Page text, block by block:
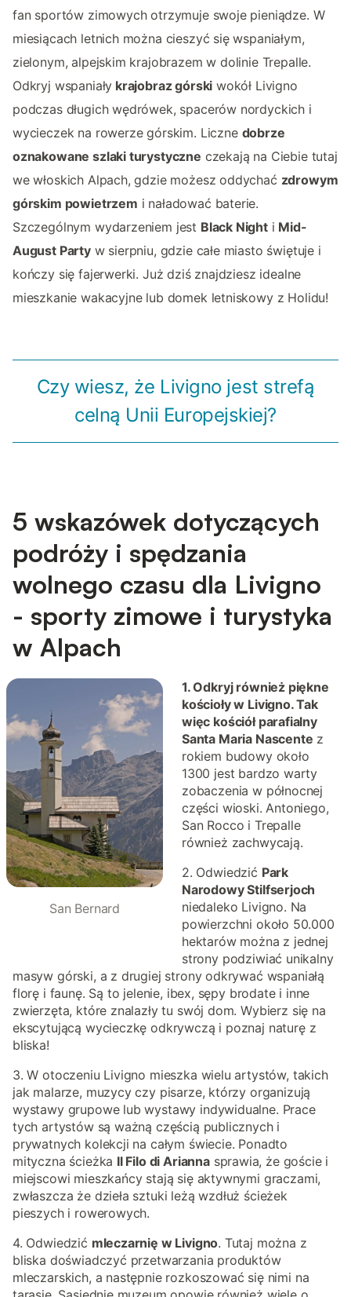
fan sportów zimowych otrzymuje swoje pieniądze. W
miesiącach letnich można cieszyć się wspaniałym,
zielonym, alpejskim krajobrazem w dolinie Trepalle.
Odkryj wspaniały krajobraz górski wokół Livigno
podczas długich wędrówek, spacerów nordyckich i
wycieczek na rowerze górskim. Liczne dobrze
oznakowane szlaki turystyczne czekają na Ciebie tutaj
we włoskich Alpach, gdzie możesz oddychać zdrowym
górskim powietrzem i naładować baterie.
Szczególnym wydarzeniem jest Black Nighti Mid-
August Partyw sierpniu, gdzie całe miasto świętuje i
kończy się fajerwerki. Już dziś znajdziesz idealne
mieszkanie wakacyjne lub domek letniskowy z Holidu!
Czy wiesz, że Livigno jest strefą
celną Unii Europejskiej?
5 wskazówek dotyczących
podróży i spędzania
wolnego czasu dla Livigno
- sporty zimowe i turystyka
w Alpach
San Bernard
1. Odkryj również piękne
kościoły w Livigno. Tak
więc kościół parafialny
Santa Maria Nascente z
rokiem budowy około
1300 jest bardzo warty
zobaczenia w północnej
części wioski. Antoniego,
San Rocco i Trepalle
również zachwycają.
2. Odwiedzić Park
Narodowy Stilfserjoch
niedaleko Livigno. Na
powierzchni około 50.000
hektarów można z jednej
strony podziwiać unikalny
masyw górski, a z drugiej strony odkrywać wspaniałą
florę i faunę. Są to jelenie, ibex, sępy brodate i inne
zwierzęta, które znalazły tu swój dom. Wybierz się na
ekscytującą wycieczkę odkrywczą i poznaj naturę z
bliska!
3. W otoczeniu Livigno mieszka wielu artystów, takich
jak malarze, muzycy czy pisarze, którzy organizują
wystawy grupowe lub wystawy indywidualne. Prace
tych artystów są ważną częścią publicznych i
prywatnych kolekcji na całym świecie. Ponadto
mityczna ścieżka Il Filo di Ariannasprawia, że goście i
miejscowi mieszkańcy stają się aktywnymi graczami,
zwłaszcza że dzieła sztuki leżą wzdłuż ścieżek
pieszych i rowerowych.
4. Odwiedzić mleczarnię w Livigno. Tutaj można z
bliska doświadczyć przetwarzania produktów
mleczarskich, a następnie rozkoszować się nimi na